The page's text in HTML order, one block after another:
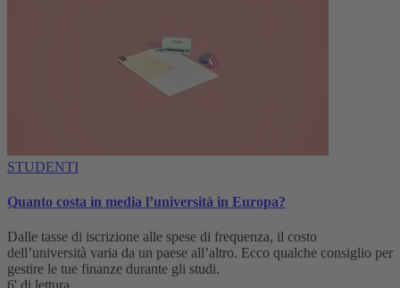
STUDENTI
Quanto costa in media l’università in Europa?
Dalle tasse di iscrizione alle spese di frequenza, il costo
dell’università varia da un paese all’altro. Ecco qualche consiglio per
gestire le tue finanze durante gli studi.